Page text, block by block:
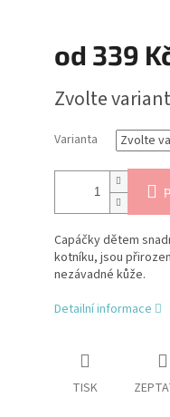
od 339
cena:
Zvolte
Varianta
Capáčky dětem
kotníku, jsou
nezávadné kůže.
Detailní informace
TISK